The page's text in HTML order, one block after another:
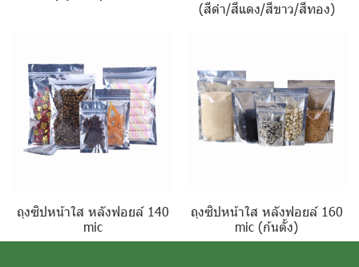
(สีดำ/สีแดง/สีขาว/สีทอง)
ถุงซิปหน้าใส หลังฟอยล์ 140
mic
ถุงซิปหน้าใส หลังฟอยล์ 160
mic (ก้นตั้ง)